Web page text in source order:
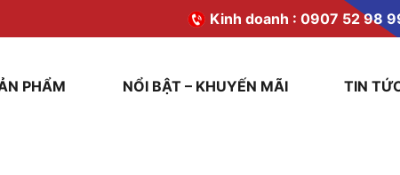
Kinh doanh : 0907 52 98
PHẨM NỔI BẬT – KHUYẾN MÃI TIN